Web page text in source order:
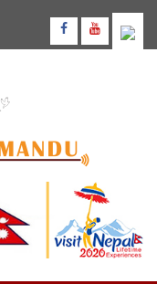
Facebook
Youtube